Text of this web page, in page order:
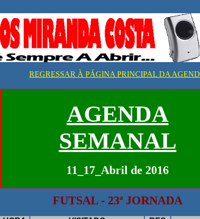
REGRESSAR À PÁGINA PRINCIPAL DA
AGENDA
SEMANAL
11_17_Abril de 2016
FUTSAL - 23ª JORNADA